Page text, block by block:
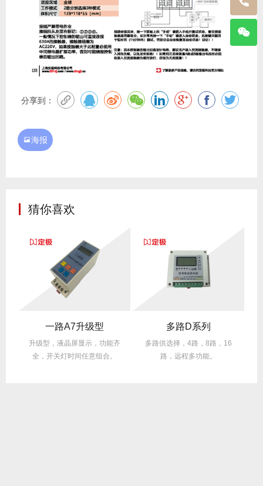
分享到：
海报
猜你喜欢
一路A7升级型
升级型，液晶屏显示，功能齐
全，开关灯时间任意组合。
多路D系列
多路供选择，4路，8路，16
路，远程多功能。